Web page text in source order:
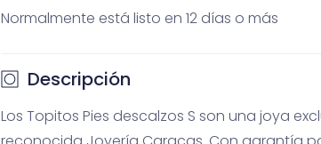
para
descalzos
para
descalzos
Normalmente está listo en 12 días o más
Descripción
Los Topitos Pies descalzos S son una joya